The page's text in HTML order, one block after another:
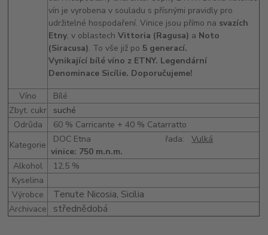
vín je vyrobena v souladu s přísnými pravidly pro
udržitelné hospodaření. Vinice jsou přímo na svazích
Etny, v oblastechVittoria (Ragusa) a Noto
(Siracusa). To vše již po 5 generací.
Vynikající bílé víno z ETNY. Legendární
Denominace Sicílie. Doporučujeme!
Víno
Bílé
Zbyt. cukr
suché
Odrůda
60 % Carricante + 40 % Catarratto
Kategorie
DOC Etna řada:Vulká
vinice: 750 m.n.m.
Alkohol
12,5 %
Kyselina
Výrobce
Tenute Nicosia, Sicilia
Archivace střednědobá